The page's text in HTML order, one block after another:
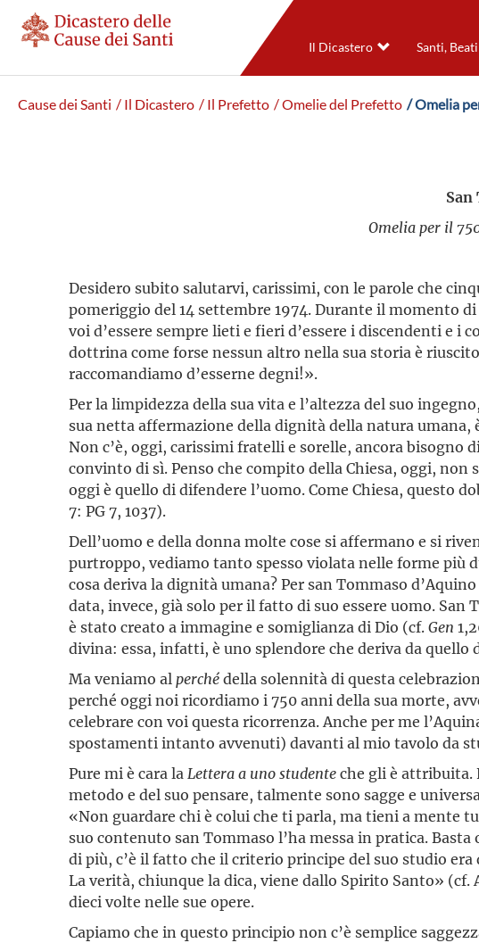
Il Dicastero Santi,
Cause dei Santi / Il Dicastero / Il Prefetto / Omelie del Prefetto / Omelia
San
Omelia per il
Desidero subito salutarvi, carissimi, con le parole che
pomeriggio del 14 settembre 1974. Durante il momento
voi d’essere sempre lieti e fieri d’essere i discendenti e
dottrina come forse nessun altro nella sua storia è
raccomandiamo d’esserne degni!».
Per la limpidezza della sua vita e l’altezza del suo
sua netta affermazione della dignità della natura umana,
Non c’è, oggi, carissimi fratelli e sorelle, ancora
convinto di sì. Penso che compito della Chiesa, oggi,
oggi è quello di difendere l’uomo. Come Chiesa, questo
7: PG 7, 1037).
Dell’uomo e della donna molte cose si affermano e si
purtroppo, vediamo tanto spesso violata nelle forme più
cosa deriva la dignità umana? Per san Tommaso
data, invece, già solo per il fatto di suo essere uomo.
è stato creato a immagine e somiglianza di Dio (cf.Gen
divina: essa, infatti, è uno splendore che deriva da quello
Ma veniamo al perchédella solennità di questa
perché oggi noi ricordiamo i 750 anni della sua morte,
celebrare con voi questa ricorrenza. Anche per me
spostamenti intanto avvenuti) davanti al mio tavolo da
Pure mi è cara la Lettera a uno studenteche gli è attribuita.
metodo e del suo pensare, talmente sono sagge e
«Non guardare chi è colui che ti parla, ma tieni a mente
suo contenuto san Tommaso l’ha messa in pratica.
di più, c’è il fatto che il criterio principe del suo studio
La verità, chiunque la dica, viene dallo Spirito Santo» (cf.
dieci volte nelle sue opere.
Capiamo che in questo principio non c’è semplice